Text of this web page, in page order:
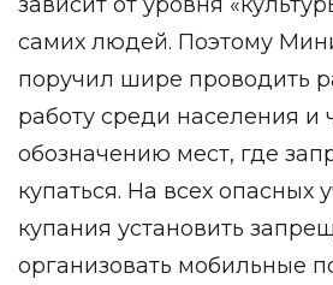
самих людей. Поэтому
поручил шире проводить
работу среди населения и
обозначению мест, где
купаться. На всех опасных
купания установить
организовать мобильные